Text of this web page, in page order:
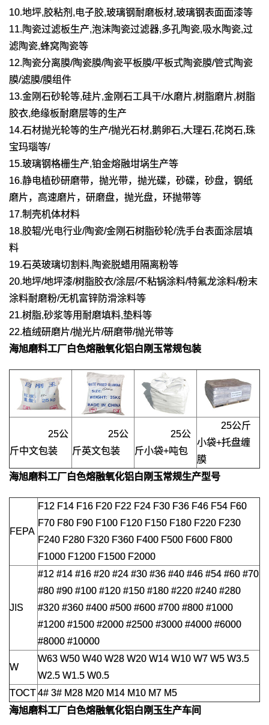
10.地坪,胶粘剂,电子胶,玻璃钢耐磨板材,玻璃钢表面面漆等
11.陶瓷过滤板生产,泡沫陶瓷过滤器,多孔陶瓷,吸水陶瓷,过
滤陶瓷,蜂窝陶瓷等
12.陶瓷分离膜/陶瓷膜/陶瓷平板膜/平板式陶瓷膜/管式陶瓷
膜/滤膜/膜组件
13.金刚石砂轮等,硅片,金刚石工具干/水磨片,树脂磨片,树脂
胶衣,绝缘板耐磨层等的生产
14.石材抛光轮等的生产/抛光石材,鹅卵石,大理石,花岗石,珠
宝玛瑙等/
15.玻璃钢格栅生产,铂金熔融坩埚生产等
16.静电植砂研磨带，抛光带，抛光碟，砂碟，砂盘，钢纸
磨片，高速磨片，研磨盘，抛光盘，环抛带等
17.制壳机体材料
18.胶辊/光电行业/陶瓷/金刚石树脂砂轮/洗手台表面涂层填
料
19.石英玻璃切割料,陶瓷脱蜡用隔离粉等
20.地坪/地坪漆/树脂胶衣/涂层/不粘锅涂料/特氟龙涂料/粉末
涂料耐磨粉/无机富锌防滑涂料等
21.树脂,砂浆等用耐磨填料,垫料等
22.植绒研磨片/抛光片/研磨带/抛光带等
海旭磨料工厂白色熔融氧化铝白刚玉常规包装
25公
斤中文包装
25公
斤英文包装
25公
斤小袋+吨包
25公斤
小袋+托盘缠
膜
海旭磨料工厂白色熔融氧化铝白刚玉常规生产型号
FEPA
F12 F14 F16 F20 F22 F24 F30 F36 F46 F54 F60
F70 F80 F90 F100 F120 F150 F180 F220 F230
F240 F280 F320 F360 F400 F500 F600 F800
F1000 F1200 F1500 F2000
JIS
#12 #14 #16 #20 #24 #30 #36 #40 #46 #54 #60 #70
#80 #90 #100 #120 #150 #180 #220 #240 #280
#320 #360 #400 #500 #600 #700 #800 #1000
#1200 #1500 #2000 #2500 #3000 #4000 #6000
#8000 #10000
W
W63 W50 W40 W28 W20 W14 W10 W7 W5 W3.5
W2.5 W1.5 W0.5
TOCT4# 3# M28 M20 M14 M10 M7 M5
海旭磨料工厂白色熔融氧化铝白刚玉生产车间